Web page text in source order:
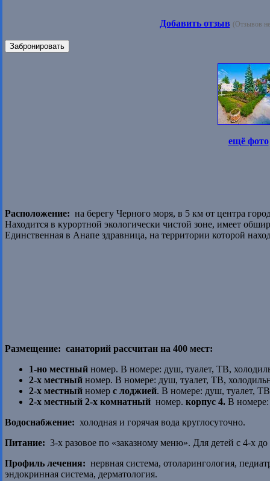
Добавить отзыв (Отзывов
Забронировать
ещё фото
Расположение: на берегу Черного моря, в 5 км от центра
Находится в курортной экологически чистой зоне, имеет
Единственная в Анапе здравница, на территории которой
Размещение: санаторий рассчитан на 400 мест:
1-но местный номер. В номере: душ, туалет, ТВ,
2-х местный номер. В номере: душ, туалет, ТВ,
2-х местный номер с лоджией. В номере: душ, туалет,
2-х местный 2-х комнатный номер. корпус 4. В номере:
Водоснабжение: холодная и горячая вода круглосуточно.
Питание: 3-х разовое по «заказному меню». Для детей с 4-х
Профиль лечения: нервная система, отоларингология,
эндокринная система, дерматология.